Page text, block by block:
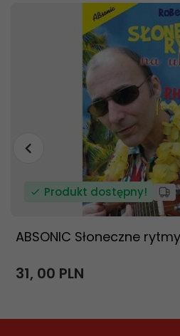
Produkt dostępny!
ABSONIC Słoneczne
31, 00 PLN